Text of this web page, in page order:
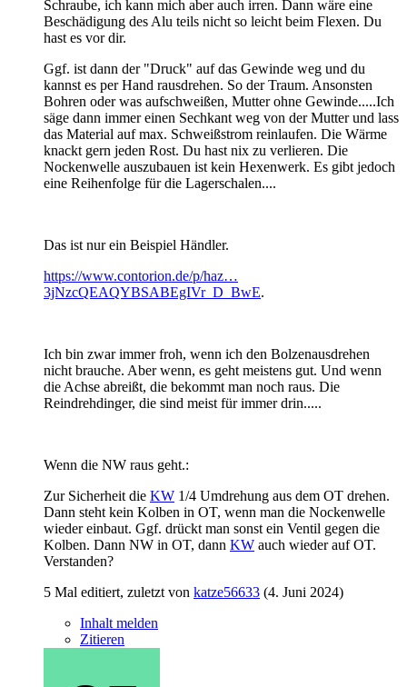
Schraube, ich kann mich aber auch irren. Dann wäre eine
Beschädigung des Alu teils nicht so leicht beim Flexen. Du
hast es vor dir.
Ggf. ist dann der "Druck" auf das Gewinde weg und du
kannst es per Hand rausdrehen. So der Traum. Ansonsten
Bohren oder was aufschweißen, Mutter ohne Gewinde.....Ich
säge dann immer einen Sechkant weg von der Mutter und lass
das Material auf max. Schweißstrom reinlaufen. Die Wärme
knackt gern jeden Rost. Du hast nix zu verlieren. Die
Nockenwelle auszubauen ist kein Hexenwerk. Es gibt jedoch
eine Reihenfolge für die Lagerschalen....
Das ist nur ein Beispiel Händler.
https://www.contorion.de/p/haz…
3jNzcQEAQYBSABEgIVr_D_BwE.
Ich bin zwar immer froh, wenn ich den Bolzenausdrehen
nicht brauche. Aber wenn, es geht meistens gut. Und wenn
die Achse abreißt, die bekommt man noch raus. Die
Reindrehdinger, die sind meist für immer drin.....
Wenn die NW raus geht.:
Zur Sicherheit die KW 1/4 Umdrehung aus dem OT drehen.
Dann steht kein Kolben in OT, wenn man die Nockenwelle
wieder einbaut. Ggf. drückt man sonst ein Ventil gegen die
Kolben. Dann NW in OT, dann KW auch wieder auf OT.
Verstanden?
5 Mal editiert, zuletzt von katze56633 (4. Juni 2024)
Inhalt melden
Zitieren